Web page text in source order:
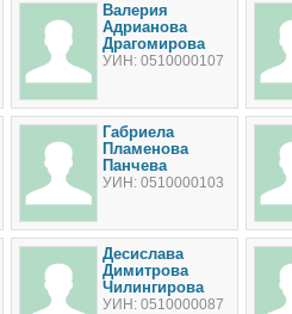
Валерия
Адрианова
Драгомирова
УИН: 0510000107
Габриела
Пламенова
Панчева
УИН: 0510000103
Десислава
Димитрова
Чилингирова
УИН: 0510000087